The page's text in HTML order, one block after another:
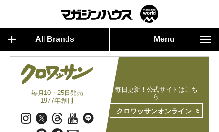
All Brands Menu
毎月10・25日発売
1977年創刊
毎日更新！公式サイトはこち
ら
クロワッサンオンライン